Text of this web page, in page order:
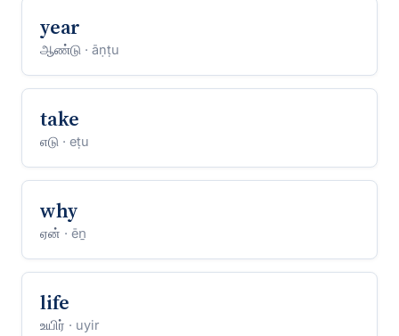
year
ஆண்டு · āṇṭu
take
எடு · eṭu
why
ஏன் · ēṉ
life
உயிர் · uyir